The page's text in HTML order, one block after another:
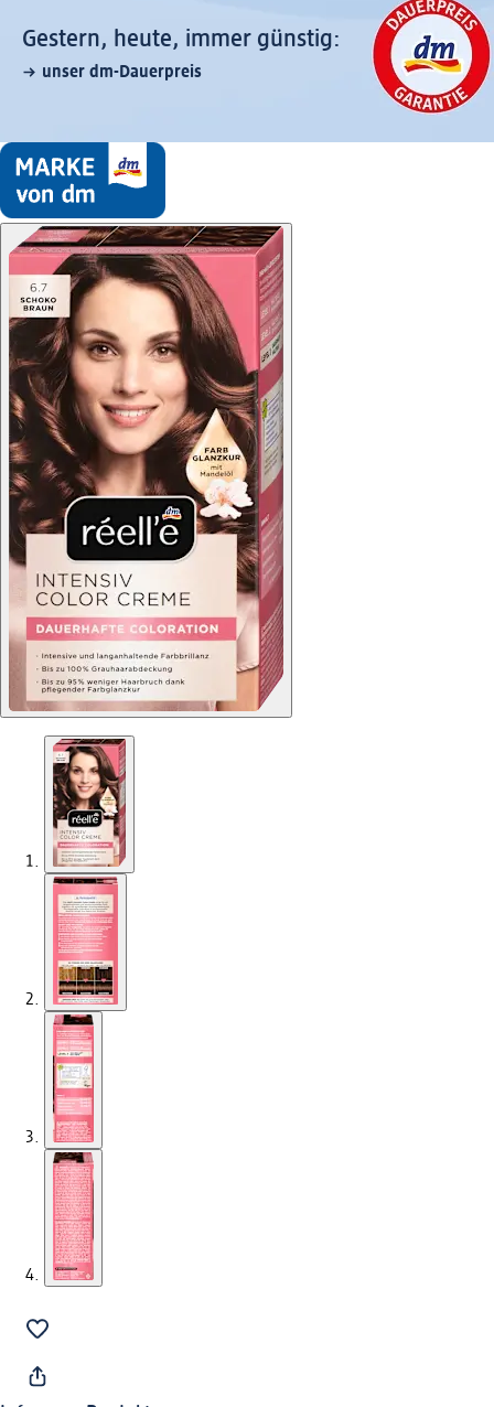
Gestern, heute, immer günstig:
unser dm-Dauerpreis